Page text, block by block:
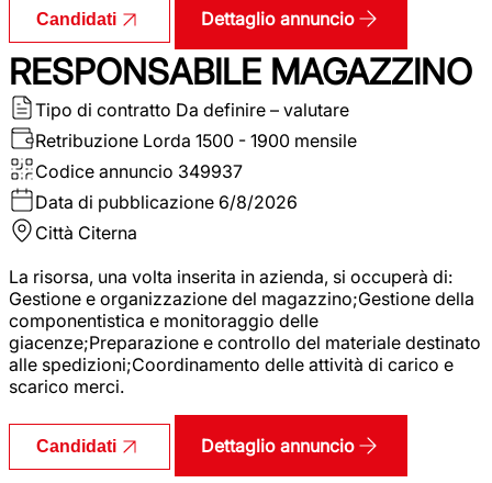
Candidati Dettaglio annuncio
RESPONSABILE MAGAZZINO
Tipo di contratto Da definire – valutare
Retribuzione Lorda 1500 - 1900 mensile
Codice annuncio 349937
Data di pubblicazione 6/8/2026
Città Citerna
La risorsa, una volta inserita in azienda, si occuperà di:
Gestione e organizzazione del magazzino;Gestione della
componentistica e monitoraggio delle
giacenze;Preparazione e controllo del materiale destinato
alle spedizioni;Coordinamento delle attività di carico e
scarico merci.
Candidati Dettaglio annuncio